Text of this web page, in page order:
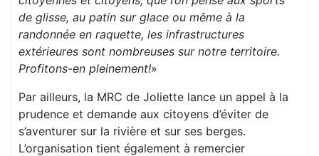
de glisse, au patin sur glace ou même à la
randonnée en raquette, les infrastructures
extérieures sont nombreuses sur notre territoire.
Profitons-en pleinement!»
Par ailleurs, la MRC de Joliette lance un appel à la
prudence et demande aux citoyens d’éviter de
s’aventurer sur la rivière et sur ses berges.
L’organisation tient également à remercier